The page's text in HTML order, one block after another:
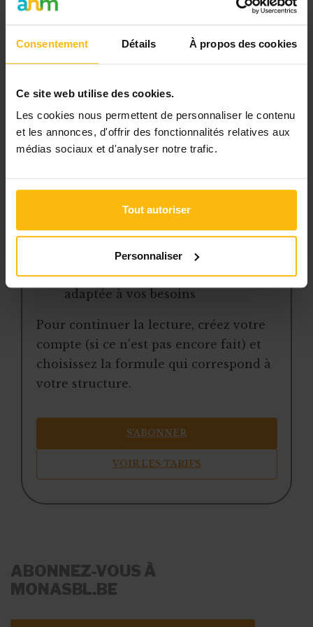
Consentement Détails À propos des cookies
Ce site web utilise des cookies.
Les cookies nous permettent de personnaliser le contenu
et les annonces, d'offrir des fonctionnalités relatives aux
médias sociaux et d'analyser notre trafic.
Tout autoriser
Personnaliser
pour gérer efficacement votre ASBL.
Avec votre abonnement, vous
bénéficiez de :
l’accès libre à l’ensemble des
contenus du site
des articles, dossiers et conseils
pratiques régulièrement mis à jour
la veille sur les lois, règles et
une boîte à outils avec des
modèles et ressources
téléchargeables
une newsletter hebdomadaire
adaptée à vos besoins
Pour continuer la lecture, créez votre
compte (si ce n’est pas encore fait) et
choisissez la formule qui correspond à
votre structure.
S’ABONNER
VOIR LES TARIFS
ABONNEZ-VOUS À
MONASBL.BE